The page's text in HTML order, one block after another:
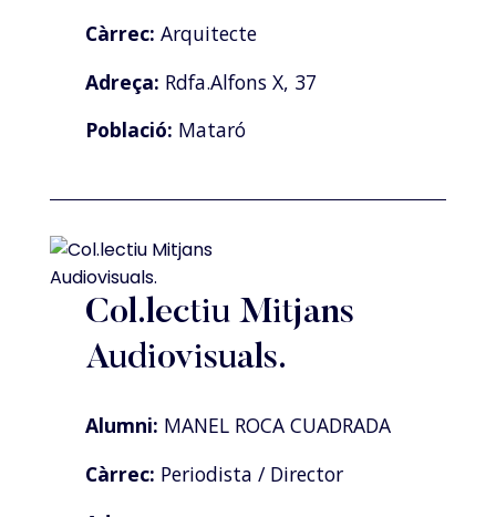
Càrrec: Arquitecte
Adreça: Rdfa.Alfons X, 37
Població: Mataró
Col.lectiu Mitjans
Audiovisuals.
Alumni: MANEL ROCA CUADRADA
Càrrec: Periodista / Director